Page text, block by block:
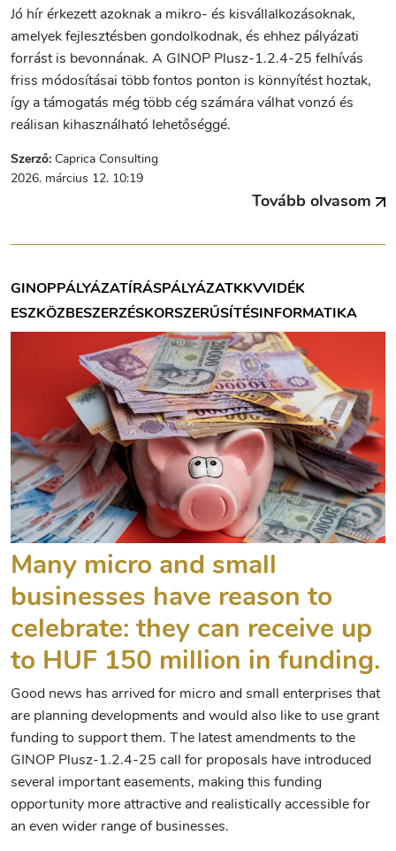
Jó hír érkezett azoknak a mikro- és kisvállalkozásoknak,
amelyek fejlesztésben gondolkodnak, és ehhez pályázati
forrást is bevonnának. A GINOP Plusz-1.2.4-25 felhívás
friss módosításai több fontos ponton is könnyítést hoztak,
így a támogatás még több cég számára válhat vonzó és
reálisan kihasználható lehetőséggé.
Szerző: Caprica Consulting
2026. március 12. 10:19
Tovább olvasom
GINOPPÁLYÁZATÍRÁSPÁLYÁZATKKVVIDÉK
ESZKÖZBESZERZÉSKORSZERŰSÍTÉSINFORMATIKA
Many micro and small
businesses have reason to
celebrate: they can receive up
to HUF 150 million in funding.
Good news has arrived for micro and small enterprises that
are planning developments and would also like to use grant
funding to support them. The latest amendments to the
GINOP Plusz-1.2.4-25 call for proposals have introduced
several important easements, making this funding
opportunity more attractive and realistically accessible for
an even wider range of businesses.